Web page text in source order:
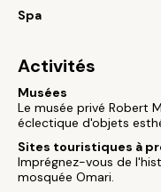
Spa
Activités
Musées
Le musée privé Robert
éclectique d'objets
Sites touristiques à
Imprégnez-vous de
mosquée Omari.